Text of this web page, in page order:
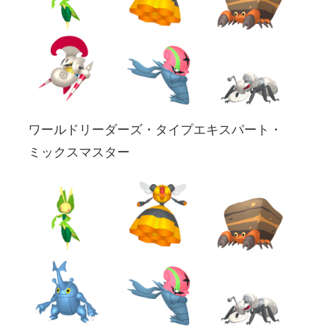
ワールドリーダーズ・タイプエキスパート・
ミックスマスター